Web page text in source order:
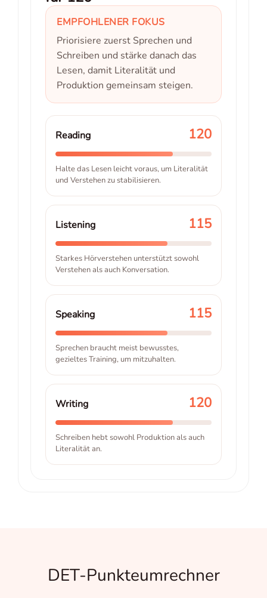
EMPFOHLENER FOKUS
Priorisiere zuerst Sprechen und
Schreiben und stärke danach das
Lesen, damit Literalität und
Produktion gemeinsam steigen.
Reading 120
Halte das Lesen leicht voraus, um Literalität
und Verstehen zu stabilisieren.
Listening 115
Starkes Hörverstehen unterstützt sowohl
Verstehen als auch Konversation.
Speaking 115
Sprechen braucht meist bewusstes,
gezieltes Training, um mitzuhalten.
Writing 120
Schreiben hebt sowohl Produktion als auch
Literalität an.
DET-Punkteumrechner